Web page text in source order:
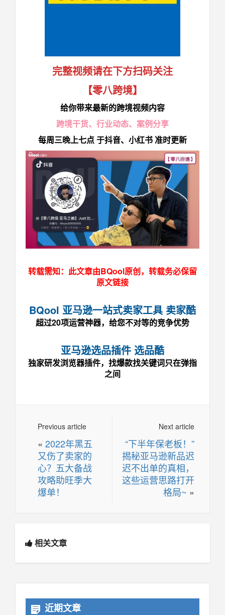
完整视频请在下方扫码关注
【零八跨境】
给你带来最新的跨境视频内容
跨境干货、 行业动态、 案例分享
每周三晚上七点 于抖音、小红书 准时更新
转载需知：此文章由BQool原创，转载务必保留
原文链接
BQool 亚马逊一站式卖家工具 卖家酷
超过20项运营神器，给您不对等的竞争优势
亚马逊选品插件 选品酷
独家研发浏览器插件，找爆款找关键词只在弹指
之间
Next article
“下半年保老板！”
揭秘亚马逊新品迟
迟不出单的真相，
这些运营思路打开
格局~ »
Previous article
« 2022年黑五
又伤了卖家的
心？五大备战
攻略助旺季大
爆单！
相关文章
近期文章